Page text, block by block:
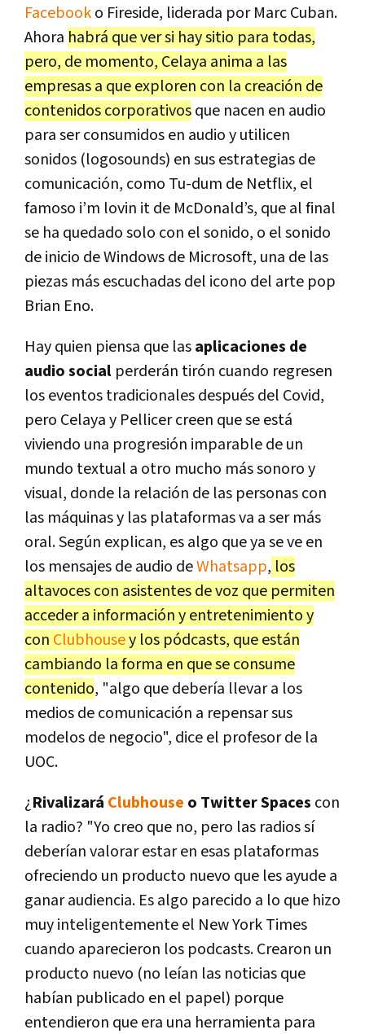
Facebooko Fireside, liderada por Marc Cuban.
Ahora habrá que ver si hay sitio para todas,
pero, de momento, Celaya anima a las
empresas a que exploren con la creación de
contenidos corporativosque nacen en audio
para ser consumidos en audio y utilicen
sonidos (logosounds) en sus estrategias de
comunicación, como Tu-dum de Netflix, el
famoso i’m lovin it de McDonald’s, que al final
se ha quedado solo con el sonido, o el sonido
de inicio de Windows de Microsoft, una de las
piezas más escuchadas del icono del arte pop
Brian Eno.
Hay quien piensa que lasaplicaciones de
audio social perderán tirón cuando regresen
los eventos tradicionales después del Covid,
pero Celaya y Pellicer creen que se está
viviendo una progresión imparable de un
mundo textual a otro mucho más sonoro y
visual, donde la relación de las personas con
las máquinas y las plataformas va a ser más
oral. Según explican, es algo que ya se ve en
los mensajes de audio deWhatsapp, los
altavoces con asistentes de voz que permiten
acceder a información y entretenimiento y
con Clubhousey los pódcasts, que están
cambiando la forma en que se consume
contenido, "algo que debería llevar a los
medios de comunicación a repensar sus
modelos de negocio", dice el profesor de la
UOC.
¿Rivalizará Clubhouse o Twitter Spaces con
la radio? "Yo creo que no, pero las radios sí
deberían valorar estar en esas plataformas
ofreciendo un producto nuevo que les ayude a
ganar audiencia. Es algo parecido a lo que hizo
muy inteligentemente el New York Times
cuando aparecieron los podcasts. Crearon un
producto nuevo (no leían las noticias que
habían publicado en el papel) porque
entendieron que era una herramienta para